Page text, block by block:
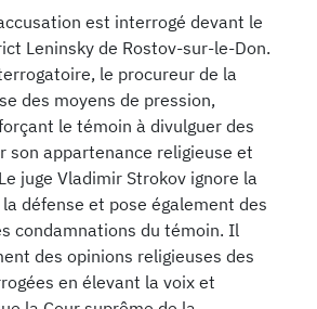
est interrogé devant le
Leninsky de Rostov-sur-le-Don.
le procureur de la
des moyens de pression,
le témoin à divulguer des
son appartenance religieuse et
juge Vladimir Strokov ignore la
défense et pose également des
condamnations du témoin. Il
des opinions religieuses des
en élevant la voix et